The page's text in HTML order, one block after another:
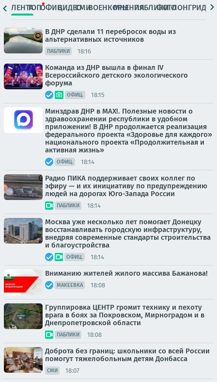
ЛЕНТАТОПОФИЦ.ВИДЕОСМИВОЕНКОРЫМНЕНИЯПАБЛИКИ
ФОТОЛОНГРИДЫ
В ДНР сделали 11 перебросок воды из
альтернативных источников
ПАБЛИКИ 18:16
Команда из ДНР вышла в финал IV
Всероссийского детского экологического
форума
ОФИЦ. 18:15
Минздрав ДНР в МАХ!. Полезные новости о
здравоохранении республики в удобном
приложении! В ДНР продолжается реализация
федерального проекта «Здоровье для каждого»
национального проекта «Продолжительная и
активная жизнь»
ОФИЦ. 18:14
Радио ПИКА поддерживает своих коллег по
эфиру — и их инициативу по предупреждению
людей на дорогах Юго-Запада России
ПАБЛИКИ 18:14
Москва уже несколько лет помогает Донецку
восстанавливать городскую инфраструктуру,
внедряя современные стандарты строительства
и благоустройства
ОФИЦ. 18:14
Вниманию жителей жилого массива Бажанова!
МАКЕЕВКА 18:08
Группировка ЦЕНТР громит технику и пехоту
врага в боях за Покровском, Мирноградом и в
Днепропетровской области
ПАБЛИКИ 18:08
Доброта без границ: школьники со всей России
помогут тяжелобольным детям Донбасса
СМИ 18:07